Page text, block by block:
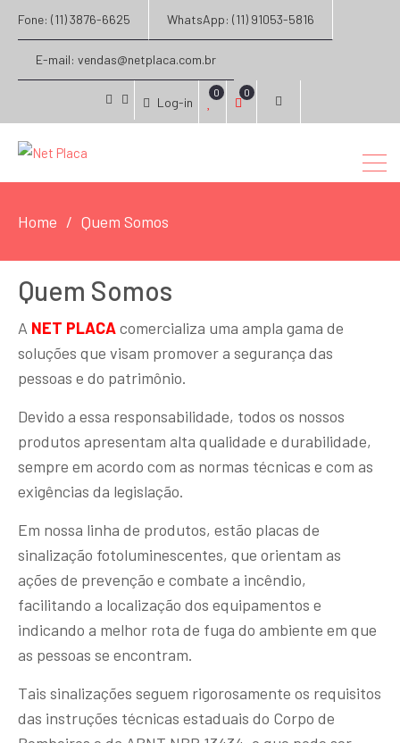
Fone: (11) 3876-6625 WhatsApp: (11) 91053-5816
E-mail: vendas@netplaca.com.br
facebook
instagram
Log-in
0 0
Home Quem Somos
Quem Somos
A NET PLACAcomercializa uma ampla gama de
soluções que visam promover a segurança das
pessoas e do patrimônio.
Devido a essa responsabilidade, todos os nossos
produtos apresentam alta qualidade e durabilidade,
sempre em acordo com as normas técnicas e com as
exigências da legislação.
Em nossa linha de produtos, estão placas de
sinalização fotoluminescentes, que orientam as
ações de prevenção e combate a incêndio,
facilitando a localização dos equipamentos e
indicando a melhor rota de fuga do ambiente em que
as pessoas se encontram.
Tais sinalizações seguem rigorosamente os requisitos
das instruções técnicas estaduais do Corpo de